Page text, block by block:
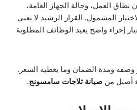
نطاق العمل، وحالة الجهاز العامة،
المشمول. القرار الرشيد لا يعني
إجراء واضح يعيد الوظائف المطلوبة
ومدة الضمان وما يغطيه السعر.
أصيل من صيانة ثلاجات سامسونج.